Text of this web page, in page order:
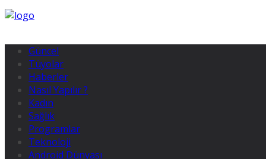
Güncel
Tüyolar
Haberler
Nasıl Yapılır ?
Kadın
Sağlık
Programlar
Teknoloji
Android Dünyası